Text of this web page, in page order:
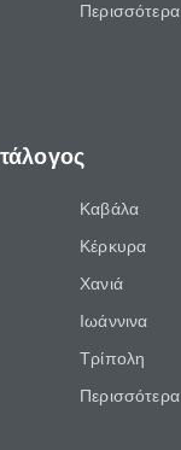
Περισσότερα
Καβάλα
Κέρκυρα
Χανιά
Ιωάννινα
Τρίπολη
Περισσότερα